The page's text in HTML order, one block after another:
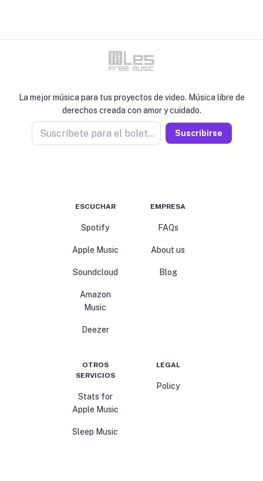
La mejor música para tus proyectos de video. Música libre de
derechos creada con amor y cuidado.
Suscríbete para el boletín Suscribirse
ESCUCHAR
Spotify
Apple Music
Soundcloud
Amazon
Music
Deezer
EMPRESA
FAQs
About us
Blog
OTROS
SERVICIOS
Stats for
Apple Music
Sleep Music
LEGAL
Policy